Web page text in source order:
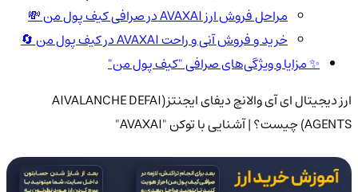
مراحل فروش ارز AVAXAI در صرافی کیف پول من 💸
خرید و فروش آنی و راحت AVAXAI در کیف پول من 🔄
✨ مزایا و ویژگی‌های صرافی "کیف پول من"
ارز دیجیتال ای آی والانچ دیفای ایجنتز(AIVALANCHE DEFAI
AGENTS) چیست؟ | آشنایی با توکن "AVAXAI"